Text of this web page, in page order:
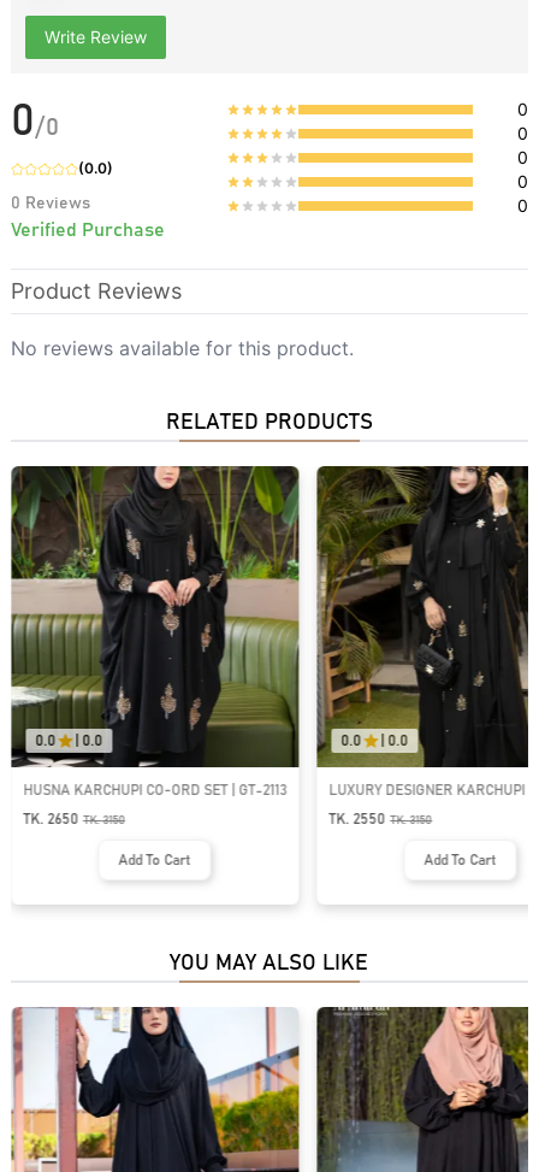
Write Review
0/0
(0.0)
0 Reviews
Verified Purchase
0
0
0
0
0
Product Reviews
No reviews available for this product.
RELATED PRODUCTS
0.0 0.0
LUXURY DESIGNER KARCHUPI KAFTAN
ABAYA | GT-1694
TK. 2550 TK.3150
Add To Cart
0.0 0.0
LUXURY DESIGNER KARCHUPI
ABAYA | GT-1922
TK. 2550 TK.3150
Add To Cart
YOU MAY ALSO LIKE